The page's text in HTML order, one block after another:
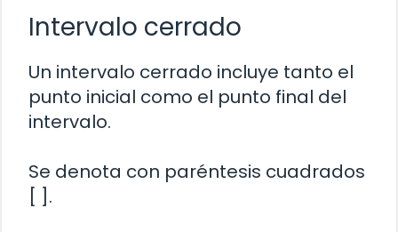
Intervalo cerrado
Un intervalo cerrado incluye tanto el
punto inicial como el punto final del
intervalo.
Se denota con paréntesis cuadrados
[ ].